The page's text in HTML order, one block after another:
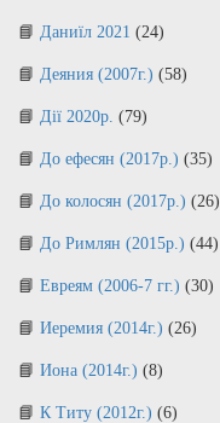
Даниїл 2021 (24)
Деяния (2007г.) (58)
Дії 2020р. (79)
До ефесян (2017р.) (35)
До колосян (2017р.) (26)
До Римлян (2015р.) (44)
Евреям (2006-7 гг.) (30)
Иеремия (2014г.) (26)
Иона (2014г.) (8)
К Титу (2012г.) (6)